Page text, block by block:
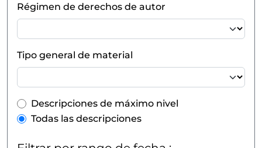
Régimen de derechos de autor
Tipo general de material
Top-level description filter
Descripciones de máximo nivel
Todas las descripciones